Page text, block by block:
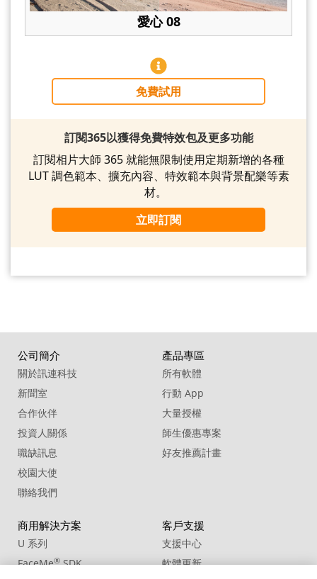
愛心 08
免費試用
訂閱365以獲得免費特效包及更多功能
訂閱相片大師 365 就能無限制使用定期新增的各種
LUT 調色範本、擴充內容、特效範本與背景配樂等素
材。
立即訂閱
公司簡介
關於訊連科技
新聞室
合作伙伴
投資人關係
職缺訊息
校園大使
聯絡我們
產品專區
所有軟體
行動 App
大量授權
師生優惠專案
好友推薦計畫
商用解決方案
U 系列
FaceMe®SDK
客戶支援
支援中心
軟體更新